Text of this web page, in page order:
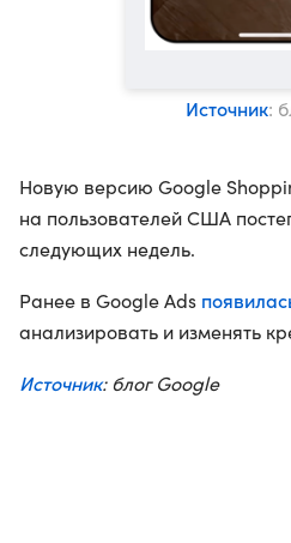
Источник:
Новую версию Google
на пользователей США
следующих недель.
Ранее в Google Ads
анализировать и изменять
Источник: блог Google